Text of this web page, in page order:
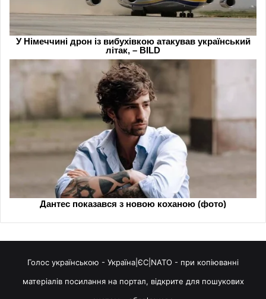
Голос українською - Україна|ЄС|NATO - при копіюванні
матеріалів посилання на портал, відкрите для пошукових